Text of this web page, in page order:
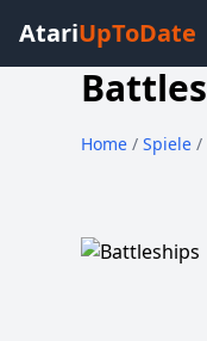
AtariUpToDate
Home/ Spiele /